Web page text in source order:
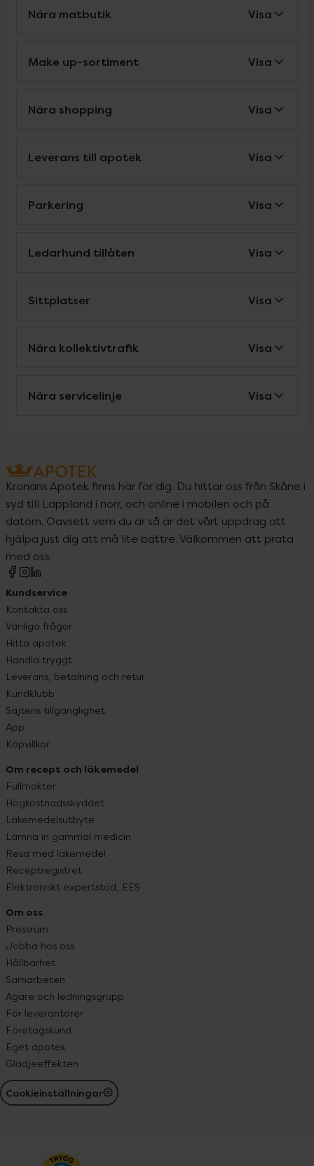
Nära matbutik Visa
Make up-sortiment Visa
Nära shopping Visa
Leverans till apotek Visa
Parkering Visa
Ledarhund tillåten Visa
Sittplatser Visa
Nära kollektivtrafik Visa
Nära servicelinje Visa
Kronans Apotek finns här för dig. Du hittar oss från Skåne i
syd till Lappland i norr, och online i mobilen och på
datorn. Oavsett vem du är så är det vårt uppdrag att
hjälpa just dig att må lite bättre. Välkommen att prata
med oss.
Kundservice
Kontakta oss
Vanliga frågor
Hitta apotek
Handla tryggt
Leverans, betalning och retur
Kundklubb
Sajtens tillgänglighet
App
Köpvillkor
Om recept och läkemedel
Fullmakter
Högkostnadsskyddet
Läkemedelsutbyte
Lämna in gammal medicin
Resa med läkemedel
Receptregistret
Elektroniskt expertstöd, EES
Om oss
Pressrum
Jobba hos oss
Hållbarhet
Samarbeten
Ägare och ledningsgrupp
För leverantörer
Företagskund
Eget apotek
Glädjeeffekten
Cookieinställningar